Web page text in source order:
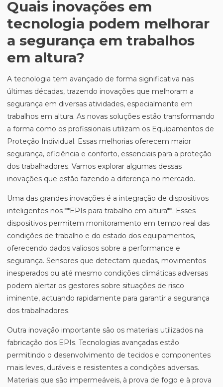
Quais inovações em
tecnologia podem melhorar
a segurança em trabalhos
em altura?
A tecnologia tem avançado de forma significativa nas
últimas décadas, trazendo inovações que melhoram a
segurança em diversas atividades, especialmente em
trabalhos em altura. As novas soluções estão transformando
a forma como os profissionais utilizam os Equipamentos de
Proteção Individual. Essas melhorias oferecem maior
segurança, eficiência e conforto, essenciais para a proteção
dos trabalhadores. Vamos explorar algumas dessas
inovações que estão fazendo a diferença no mercado.
Uma das grandes inovações é a integração de dispositivos
inteligentes nos **EPIs para trabalho em altura**. Esses
dispositivos permitem monitoramento em tempo real das
condições de trabalho e do estado dos equipamentos,
oferecendo dados valiosos sobre a performance e
segurança. Sensores que detectam quedas, movimentos
inesperados ou até mesmo condições climáticas adversas
podem alertar os gestores sobre situações de risco
iminente, actuando rapidamente para garantir a segurança
dos trabalhadores.
Outra inovação importante são os materiais utilizados na
fabricação dos EPIs. Tecnologias avançadas estão
permitindo o desenvolvimento de tecidos e componentes
mais leves, duráveis e resistentes a condições adversas.
Materiais que são impermeáveis, à prova de fogo e à prova